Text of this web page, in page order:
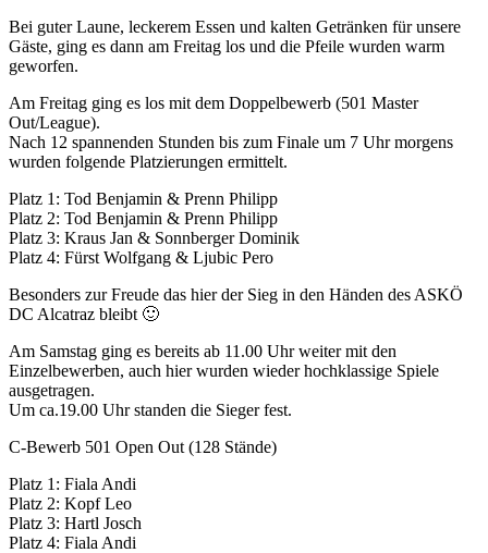
Bei guter Laune, leckerem Essen und kalten Getränken für unsere
Gäste, ging es dann am Freitag los und die Pfeile wurden warm
geworfen.
Am Freitag ging es los mit dem Doppelbewerb (501 Master
Out/League).
Nach 12 spannenden Stunden bis zum Finale um 7 Uhr morgens
wurden folgende Platzierungen ermittelt.
Platz 1: Tod Benjamin & Prenn Philipp
Platz 2: Tod Benjamin & Prenn Philipp
Platz 3: Kraus Jan & Sonnberger Dominik
Platz 4: Fürst Wolfgang & Ljubic Pero
Besonders zur Freude das hier der Sieg in den Händen des ASKÖ
DC Alcatraz bleibt 🙂
Am Samstag ging es bereits ab 11.00 Uhr weiter mit den
Einzelbewerben, auch hier wurden wieder hochklassige Spiele
ausgetragen.
Um ca.19.00 Uhr standen die Sieger fest.
C-Bewerb 501 Open Out (128 Stände)
Platz 1: Fiala Andi
Platz 2: Kopf Leo
Platz 3: Hartl Josch
Platz 4: Fiala Andi